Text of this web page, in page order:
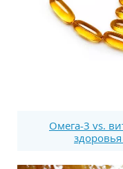
Омега-3 vs.